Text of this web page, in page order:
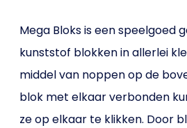
Mega Bloks is een speelgoed
kunststof blokken in allerlei
middel van noppen op de
blok met elkaar verbonden
ze op elkaar te klikken. Door